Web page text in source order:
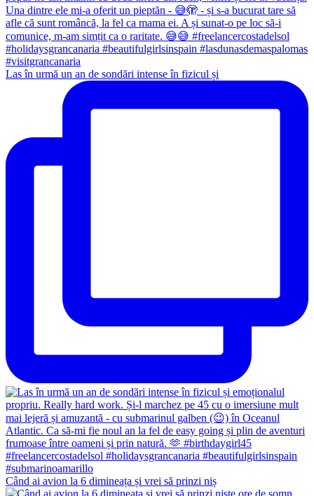
Las în urmă un an de sondări intense în fizicul și
Când ai avion la 6 dimineața și vrei să prinzi niș